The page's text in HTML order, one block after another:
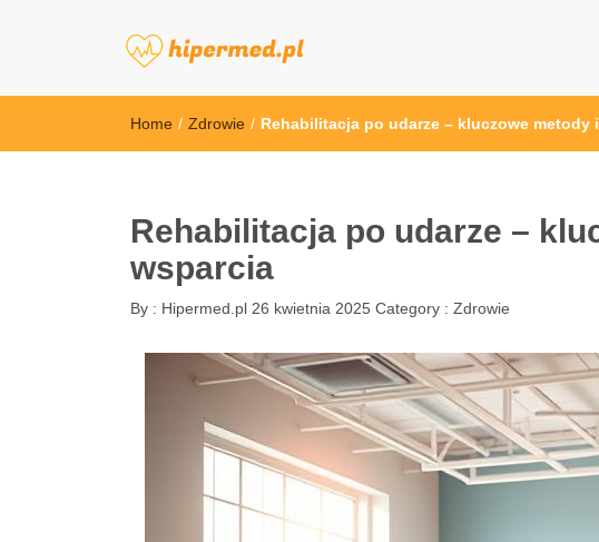
Home / Zdrowie / Rehabilitacja po udarze – kluczowe metody
Rehabilitacja po udarze –
wsparcia
By : Hipermed.pl 26 kwietnia 2025 Category : Zdrowie